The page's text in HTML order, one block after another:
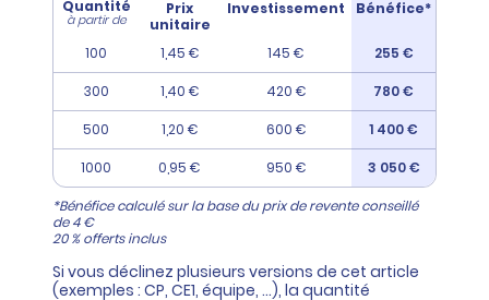
Quantité
à partir de
Prix
unitaire
Investissement Bénéfice*
100 1,45 € 145 € 255 €
300 1,40 € 420 € 780 €
500 1,20 € 600 € 1 400 €
1000 0,95 € 950 € 3 050 €
*Bénéfice calculé sur la base du prix de revente conseillé
de 4 €
20 % offerts inclus
Si vous déclinez plusieurs versions de cet article
(exemples : CP, CE1, équipe, ...), la quantité